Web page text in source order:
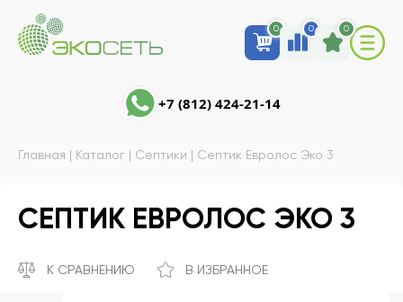
0 0 0
+7 (812) 424-21-14
Главная | Каталог | Септики | Септик Евролос Эко 3
СЕПТИК ЕВРОЛОС ЭКО 3
К СРАВНЕНИЮ В ИЗБРАННОЕ